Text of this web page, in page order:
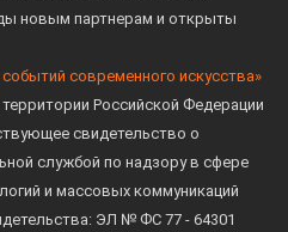
новым партнерам и открыты
современного искусства»
Российской Федерации
свидетельство о
службой по надзору в сфере
и массовых коммуникаций
ЭЛ № ФС 77 - 64301